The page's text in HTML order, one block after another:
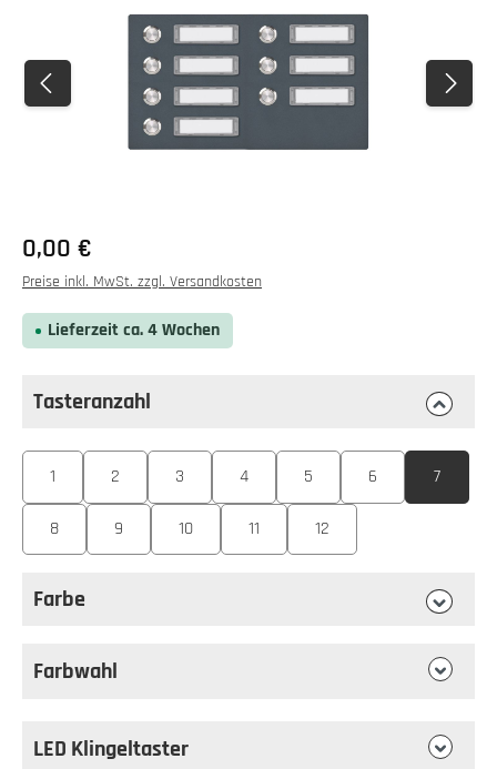
0,00 €
Preise inkl. MwSt. zzgl. Versandkosten
Lieferzeit ca. 4 Wochen
Tasteranzahl
Tasteranzahlauswählen
1 2 3 4 5 6 7
8 9 10 11 12
Farbe
Farbwahl
LED Klingeltaster